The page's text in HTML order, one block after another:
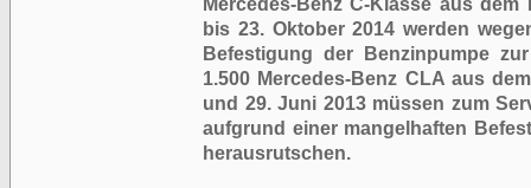
bis 23. Oktober 2014 werden
Befestigung der Benzinpumpe
1.500 Mercedes-Benz CLA aus
und 29. Juni 2013 müssen zum
aufgrund einer mangelhaften
herausrutschen.